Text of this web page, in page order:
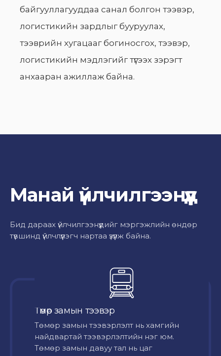
байгууллагууддаа санал болгон тээвэр,
логистикийн зардлыг бууруулах,
тээврийн хугацааг богиносгох, тээвэр,
логистикийн мэдлэгийг түгээх зэрэгт
анхааран ажиллаж байна.
Манай үйлчилгээнүүд
Бид дараах үйлчилгээнүүдийг мэргэжлийн өндөр
түвшинд үйлчлүүлэгч нартаа үзүүлж байна.
Төмөр замын тээвэр
Төмөр замын тээвэрлэлт нь хамгийн
найдвартай тээвэрлэлтийн нэг юм.
Төмөр замын давуу тал нь цаг